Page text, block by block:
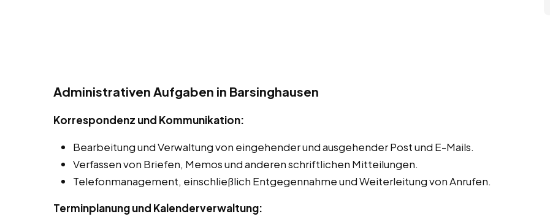
Administrativen Aufgaben in Barsinghausen
Korrespondenz und Kommunikation:
Bearbeitung und Verwaltung von eingehender und ausgehender Post und E-Mails.
Verfassen von Briefen, Memos und anderen schriftlichen Mitteilungen.
Telefonmanagement, einschließlich Entgegennahme und Weiterleitung von Anrufen.
Terminplanung und Kalenderverwaltung: